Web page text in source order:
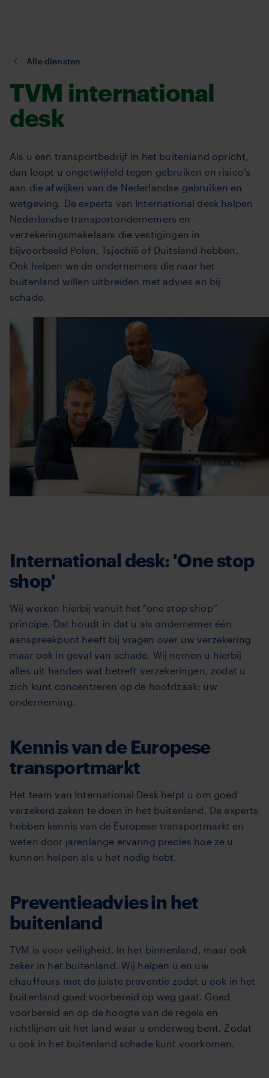
gaan
U
hier:
Alle diensten
TVM international
desk
Als u een transportbedrijf in het buitenland opricht,
dan loopt u ongetwijfeld tegen gebruiken en risico’s
aan die afwijken van de Nederlandse gebruiken en
wetgeving. De experts van International desk helpen
Nederlandse transportondernemers en
verzekeringsmakelaars die vestigingen in
bijvoorbeeld Polen, Tsjechië of Duitsland hebben.
Ook helpen we de ondernemers die naar het
buitenland willen uitbreiden met advies en bij
schade.
International desk: 'One stop
shop'
Wij werken hierbij vanuit het “one stop shop”
principe. Dat houdt in dat u als ondernemer één
aanspreekpunt heeft bij vragen over uw verzekering
maar ook in geval van schade. Wij nemen u hierbij
alles uit handen wat betreft verzekeringen, zodat u
zich kunt concentreren op de hoofdzaak: uw
onderneming.
Kennis van de Europese
transportmarkt
Het team van International Desk helpt u om goed
verzekerd zaken te doen in het buitenland. De experts
hebben kennis van de Europese transportmarkt en
weten door jarenlange ervaring precies hoe ze u
kunnen helpen als u het nodig hebt.
Preventieadvies in het
buitenland
TVM is voor veiligheid. In het binnenland, maar ook
zeker in het buitenland. Wij helpen u en uw
chauffeurs met de juiste preventie zodat u ook in het
buitenland goed voorbereid op weg gaat. Goed
voorbereid en op de hoogte van de regels en
richtlijnen uit het land waar u onderweg bent. Zodat
u ook in het buitenland schade kunt voorkomen.